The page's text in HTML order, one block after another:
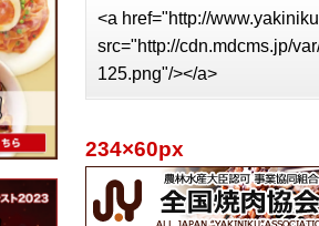
<a href="http://
src="http://cdn.mdcms.jp/
125.png"/></a>
234×60px